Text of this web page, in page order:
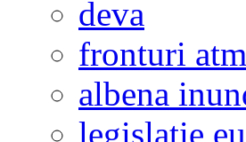
deva
fronturi
albena
legislatie